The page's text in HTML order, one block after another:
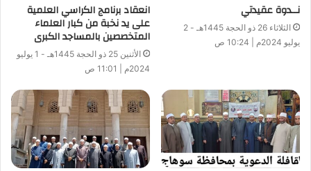
نــدوة عقيدتي
الثلاثاء 26 ذو الحجة 1445هـ - 2
يوليو 2024م | 10:24 ص
انعقاد برنامج الكراسي العلمية
على يد نخبة من كبار العلماء
المتخصصين بالمساجد الكبرى
الأثنين 25 ذو الحجة 1445هـ - 1 يوليو
2024م | 11:01 ص